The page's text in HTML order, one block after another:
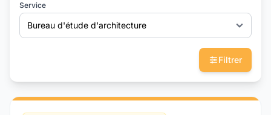
Service
Bureau d'étude d'architecture
Filtrer